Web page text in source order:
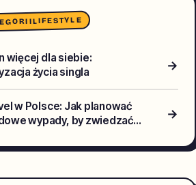
LIFESTYLE
więcej dla siebie:
życia singla
→
w Polsce: Jak planować
wypady, by zwiedzać
→